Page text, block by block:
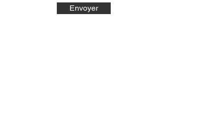
Envoyer